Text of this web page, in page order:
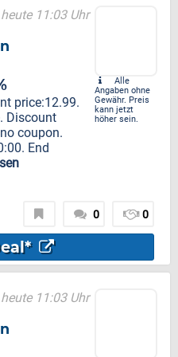
heute 11:03 Uhr
price:12.99.
Discount
coupon.
End
Alle
Angaben ohne
Gewähr. Preis
kann jetzt
höher sein.
0 0
heute 11:03 Uhr